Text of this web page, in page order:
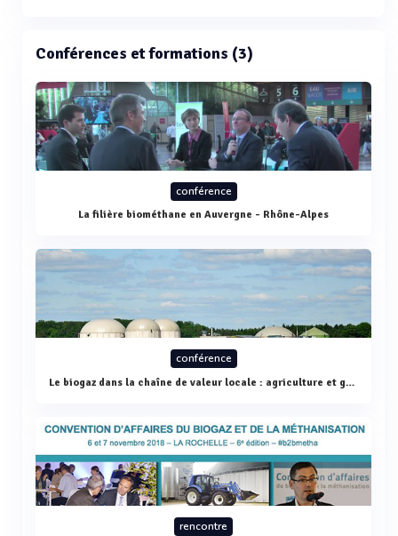
Conférences et formations (3)
conférence
La filière biométhane en Auvergne - Rhône-Alpes
conférence
Le biogaz dans la chaîne de valeur locale : agriculture et gestion des déchets
rencontre